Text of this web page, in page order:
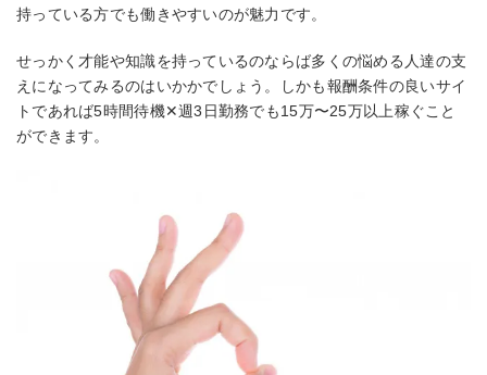
持っている方でも働きやすいのが魅力です。
せっかく才能や知識を持っているのならば多くの悩める人達の支
えになってみるのはいかかでしょう。しかも報酬条件の良いサイ
トであれば5時間待機✕週3日勤務でも15万〜25万以上稼ぐこと
ができます。